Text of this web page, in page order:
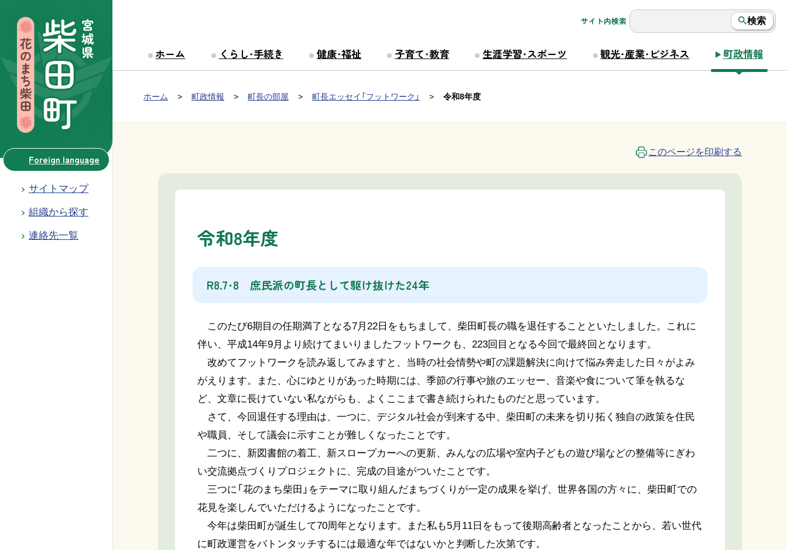
Foreign language
サイトマップ
組織から探す
連絡先一覧
サイト内検索 検索
Group NAV
ホーム くらし・手続き 健康・福祉 子育て・教育 生涯学習・スポーツ 観光・産業・ビジネス 町政情報
現在位置：
ホーム 町政情報 町長の部屋 町長エッセイ「フットワーク」 令和8年度
このページを印刷する
令和8年度
R8.7・8 庶民派の町長として駆け抜けた24年
このたび6期目の任期満了となる7月22日をもちまして、柴田町長の職を退任することといたしました。これに
伴い、平成14年9月より続けてまいりましたフットワークも、223回目となる今回で最終回となります。
改めてフットワークを読み返してみますと、当時の社会情勢や町の課題解決に向けて悩み奔走した日々がよみ
がえります。また、心にゆとりがあった時期には、季節の行事や旅のエッセー、音楽や食について筆を執るな
ど、文章に長けていない私ながらも、よくここまで書き続けられたものだと思っています。
さて、今回退任する理由は、一つに、デジタル社会が到来する中、柴田町の未来を切り拓く独自の政策を住民
や職員、そして議会に示すことが難しくなったことです。
二つに、新図書館の着工、新スロープカーへの更新、みんなの広場や室内子どもの遊び場などの整備等にぎわ
い交流拠点づくりプロジェクトに、完成の目途がついたことです。
三つに「花のまち柴田」をテーマに取り組んだまちづくりが一定の成果を挙げ、世界各国の方々に、柴田町での
花見を楽しんでいただけるようになったことです。
今年は柴田町が誕生して70周年となります。また私も5月11日をもって後期高齢者となったことから、若い世代
に町政運営をバトンタッチするには最適な年ではないかと判断した次第です。